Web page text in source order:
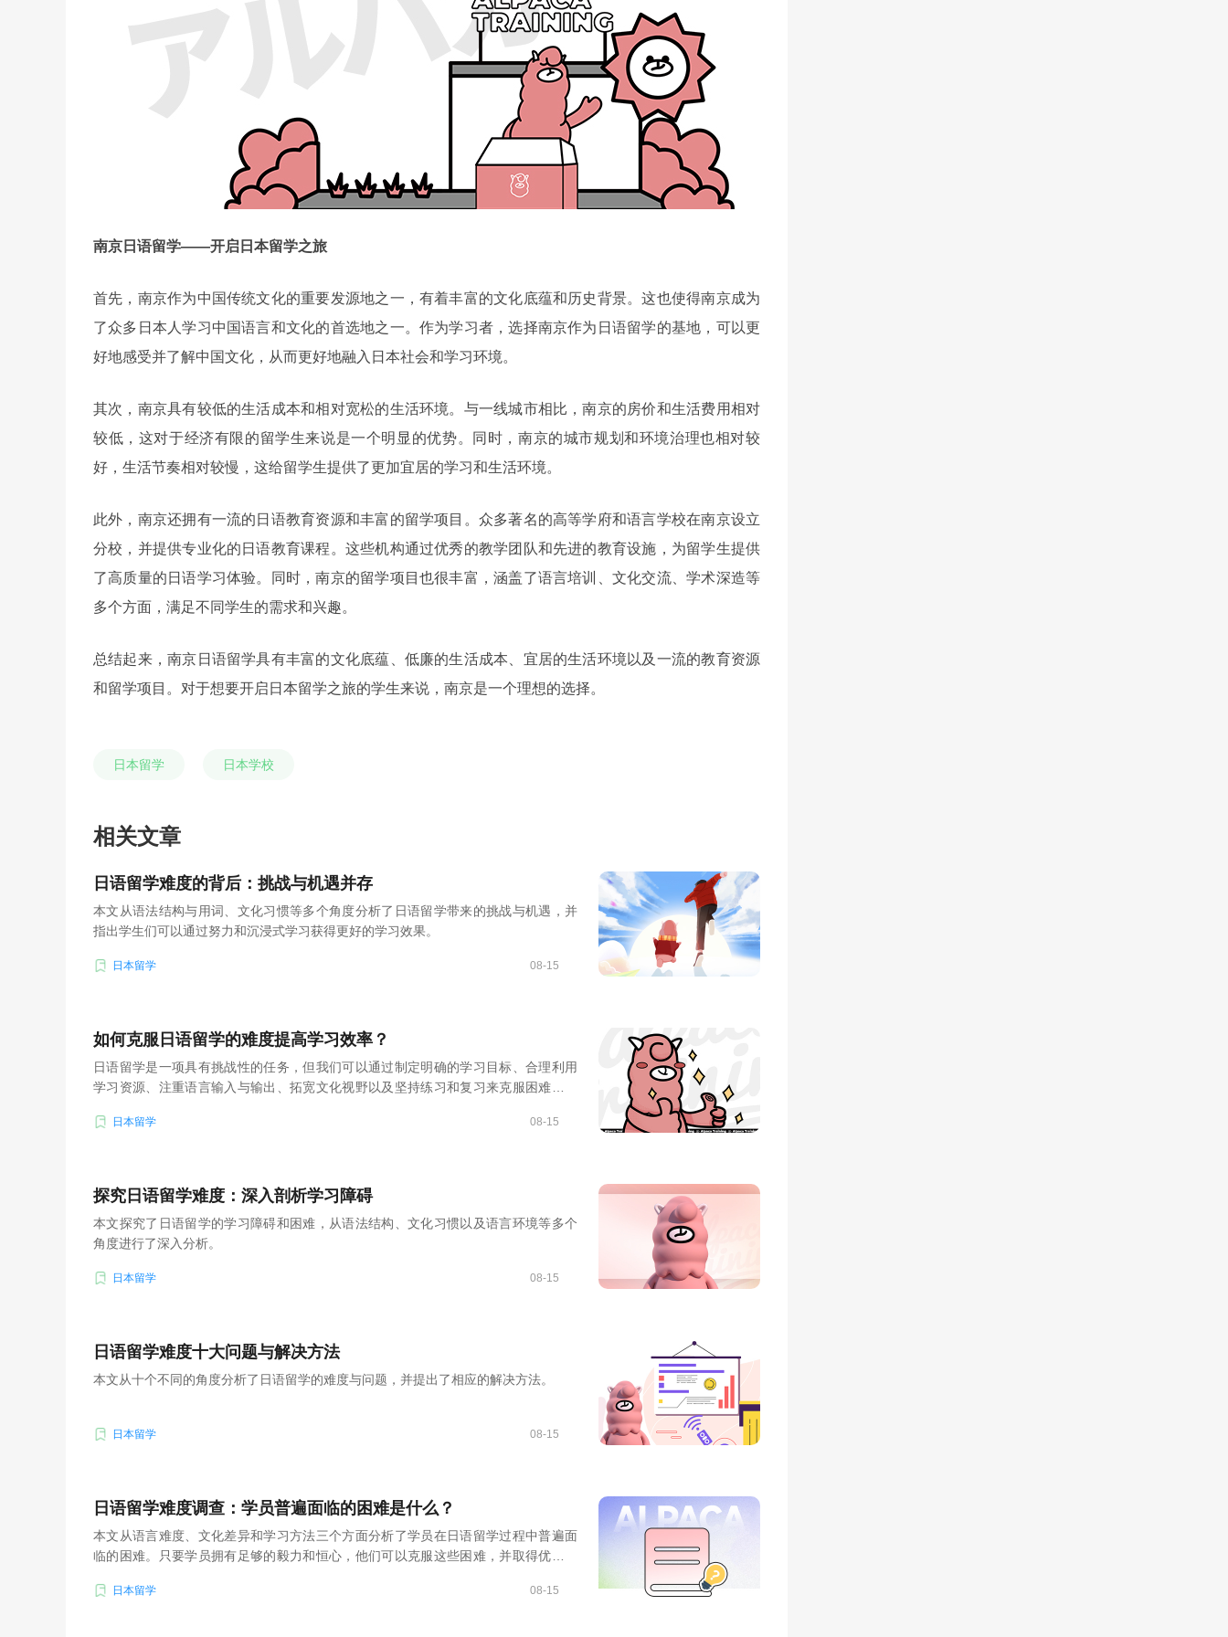
南京日语留学——开启日本留学之旅
首先，南京作为中国传统文化的重要发源地之一，有着丰富的文化底蕴和历史背景。这也使得南京成为
了众多日本人学习中国语言和文化的首选地之一。作为学习者，选择南京作为日语留学的基地，可以更
好地感受并了解中国文化，从而更好地融入日本社会和学习环境。
其次，南京具有较低的生活成本和相对宽松的生活环境。与一线城市相比，南京的房价和生活费用相对
较低，这对于经济有限的留学生来说是一个明显的优势。同时，南京的城市规划和环境治理也相对较
好，生活节奏相对较慢，这给留学生提供了更加宜居的学习和生活环境。
此外，南京还拥有一流的日语教育资源和丰富的留学项目。众多著名的高等学府和语言学校在南京设立
分校，并提供专业化的日语教育课程。这些机构通过优秀的教学团队和先进的教育设施，为留学生提供
了高质量的日语学习体验。同时，南京的留学项目也很丰富，涵盖了语言培训、文化交流、学术深造等
多个方面，满足不同学生的需求和兴趣。
总结起来，南京日语留学具有丰富的文化底蕴、低廉的生活成本、宜居的生活环境以及一流的教育资源
和留学项目。对于想要开启日本留学之旅的学生来说，南京是一个理想的选择。
日本留学 日本学校
相关文章
日语留学难度的背后：挑战与机遇并存
本文从语法结构与用词、文化习惯等多个角度分析了日语留学带来的挑战与机遇，并
指出学生们可以通过努力和沉浸式学习获得更好的学习效果。
日本留学 08-15
如何克服日语留学的难度提高学习效率？
日语留学是一项具有挑战性的任务，但我们可以通过制定明确的学习目标、合理利用
学习资源、注重语言输入与输出、拓宽文化视野以及坚持练习和复习来克服困难，提
日本留学 08-15
探究日语留学难度：深入剖析学习障碍
本文探究了日语留学的学习障碍和困难，从语法结构、文化习惯以及语言环境等多个
角度进行了深入分析。
日本留学 08-15
日语留学难度十大问题与解决方法
本文从十个不同的角度分析了日语留学的难度与问题，并提出了相应的解决方法。
日本留学 08-15
日语留学难度调查：学员普遍面临的困难是什么？
本文从语言难度、文化差异和学习方法三个方面分析了学员在日语留学过程中普遍面
临的困难。只要学员拥有足够的毅力和恒心，他们可以克服这些困难，并取得优异的
日本留学 08-15